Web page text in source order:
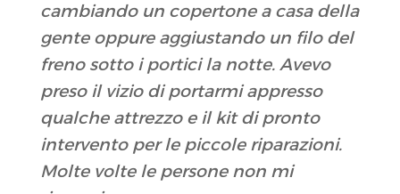
cambiando un copertone a casa della
gente oppure aggiustando un filo del
freno sotto i portici la notte. Avevo
preso il vizio di portarmi appresso
qualche attrezzo e il kit di pronto
intervento per le piccole riparazioni.
Molte volte le persone non mi